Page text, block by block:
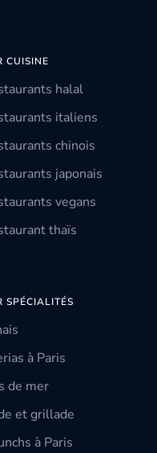
CUISINE
halal
italiens
chinois
japonais
vegans
thaïs
SPÉCIALITÉS
à Paris
de mer
et grillade
à Paris